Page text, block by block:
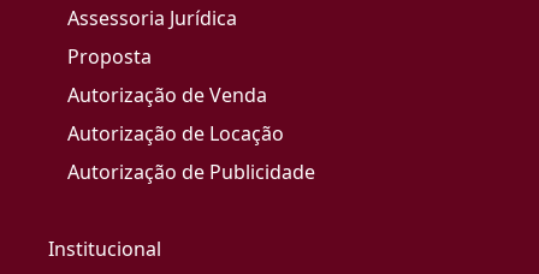
Assessoria Jurídica
Proposta
Autorização de Venda
Autorização de Locação
Autorização de Publicidade
Institucional